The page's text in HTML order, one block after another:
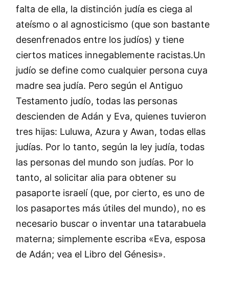
falta de ella, la distinción judía es ciega al
ateísmo o al agnosticismo (que son bastante
desenfrenados entre los judíos) y tiene
ciertos matices innegablemente racistas.Un
judío se define como cualquier persona cuya
madre sea judía. Pero según el Antiguo
Testamento judío, todas las personas
descienden de Adán y Eva, quienes tuvieron
tres hijas: Luluwa, Azura y Awan, todas ellas
judías. Por lo tanto, según la ley judía, todas
las personas del mundo son judías. Por lo
tanto, al solicitar alia para obtener su
pasaporte israelí (que, por cierto, es uno de
los pasaportes más útiles del mundo), no es
necesario buscar o inventar una tatarabuela
materna; simplemente escriba «Eva, esposa
de Adán; vea el Libro del Génesis».